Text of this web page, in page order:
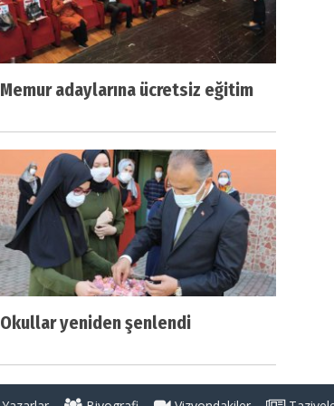
Memur adaylarına ücretsiz eğitim
Okullar yeniden şenlendi